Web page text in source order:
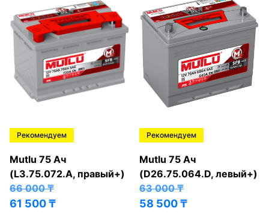
Рекомендуем
Mutlu 75 Ач
(L3.75.072.A, правый+)
66 000₸
61 500₸
Рекомендуем
Mutlu 75 Ач
(D26.75.064.D, левый+)
63 000₸
58 500₸